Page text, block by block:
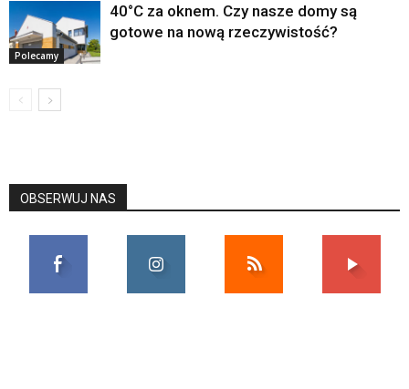
Polecamy
40°C za oknem. Czy nasze domy są
gotowe na nową rzeczywistość?
OBSERWUJ NAS